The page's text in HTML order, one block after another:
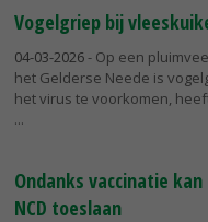
Vogelgriep bij
04-03-2026- Op een
het Gelderse Neede is
het virus te voorkomen,
Ondanks vaccinatie
NCD toeslaan